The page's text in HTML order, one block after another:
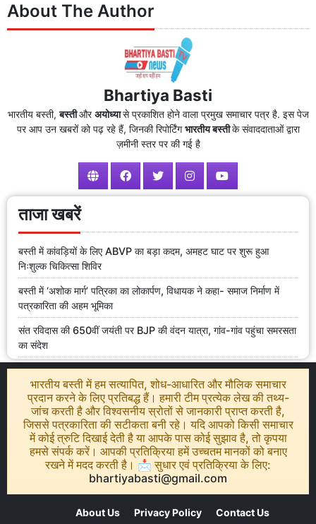
About The Author
Bhartiya Basti
भारतीय बस्ती,बस्तीऔरअयोध्यासे प्रकाशित होने वाला प्रमुख समाचार पत्र है. इस पेज
पर आप उन खबरों को पढ़ रहे हैं, जिनकी रिपोर्टिंगभारतीय बस्तीके संवाददाताओं द्वारा
ज़मीनी स्तर पर की गई है
ताजा खबरें
बस्ती में कांवड़ियों के लिए ABVP का बड़ा कदम, अमहट घाट पर शुरू हुआ
निःशुल्क चिकित्सा शिविर
बस्ती में ‘अशोक मार्ग’ पत्रिका का लोकार्पण, विधायक ने कहा- समाज निर्माण में
पत्रकारिता की अहम भूमिका
संत रविदास की 650वीं जयंती पर BJP की वंदन यात्रा, गांव-गांव पहुंचा समरसता
का संदेश
भारतीय बस्ती में हम सत्यापित, शोध-आधारित और मौलिक समाचार
प्रदान करने के लिए प्रतिबद्ध हैं। हमारी टीम प्रत्येक लेख की तथ्य-
जांच करती है और विश्वसनीय स्रोतों से जानकारी प्राप्त करती है,
जिससे पत्रकारिता की सटीकता बनी रहे। यदि आपको किसी समाचार
में कोई त्रुटि दिखाई देती है या आपके पास कोई सुझाव है, तो कृपया
हमसे संपर्क करें। आपकी प्रतिक्रिया हमें उच्चतम मानकों को बनाए
रखने में मदद करती है। 📩 सुधार एवं प्रतिक्रिया के लिए:
bhartiyabasti@gmail.com
About Us Privacy Policy Contact Us